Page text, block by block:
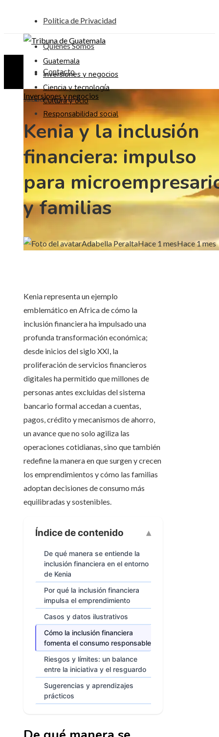
Política de Privacidad
Quiénes Somos
Contacto
sábado, agosto 8
Guatemala
Inversiones y negocios
Ciencia y tecnología
Cultura y ocio
Responsabilidad social
Inversiones y negocios
Kenia y la inclusión
financiera: impulso
para
y familias
Adabella PeraltaHace 1 mesHace 1 mes
Kenia representa un ejemplo
emblemático en Africa de cómo la
inclusión financiera ha impulsado una
profunda transformación económica;
desde inicios del siglo XXI, la
proliferación de servicios financieros
digitales ha permitido que millones de
personas antes excluidas del sistema
bancario formal accedan a cuentas,
pagos, crédito y mecanismos de ahorro,
un avance que no solo agiliza las
operaciones cotidianas, sino que también
redefine la manera en que surgen y crecen
los emprendimientos y cómo las familias
adoptan decisiones de consumo más
equilibradas y sostenibles.
Índice de contenido
De qué manera se entiende la
inclusión financiera en el entorno
de Kenia
Por qué la inclusión financiera
impulsa el emprendimiento
Casos y datos ilustrativos
Cómo la inclusión financiera
fomenta el consumo responsable
Riesgos y límites: un balance
entre la iniciativa y el resguardo
Sugerencias y aprendizajes
prácticos